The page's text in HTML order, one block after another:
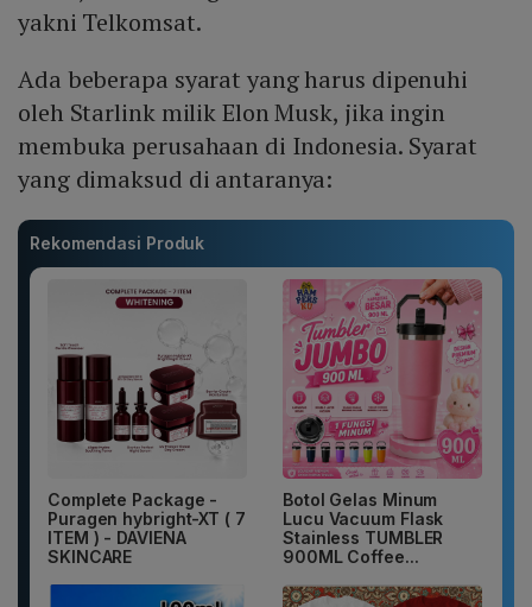
yakni Telkomsat.
Ada beberapa syarat yang harus dipenuhi
oleh Starlink milik Elon Musk, jika ingin
membuka perusahaan di Indonesia. Syarat
yang dimaksud di antaranya:
Rekomendasi Produk
Complete Package -
Puragen hybright-XT ( 7
ITEM ) - DAVIENA
SKINCARE
Botol Gelas Minum
Lucu Vacuum Flask
Stainless TUMBLER
900ML Coffee...